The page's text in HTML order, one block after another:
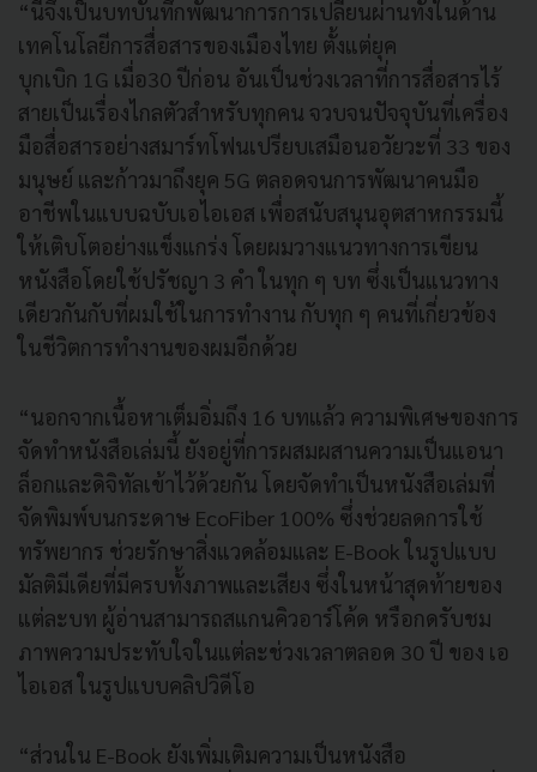
“นี่จึงเป็นบทบันทึกพัฒนาการการเปลี่ยนผ่านทั้งในด้าน
เทคโนโลยีการสื่อสารของเมืองไทย ตั้งแต่ยุค
บุกเบิก 1G เมื่อ30 ปีก่อน อันเป็นช่วงเวลาที่การสื่อสารไร้
สายเป็นเรื่องไกลตัวสำหรับทุกคน จวบจนปัจจุบันที่เครื่อง
มือสื่อสารอย่างสมาร์ทโฟนเปรียบเสมือนอวัยวะที่ 33 ของ
มนุษย์ และก้าวมาถึงยุค 5G ตลอดจนการพัฒนาคนมือ
อาชีพในแบบฉบับเอไอเอส เพื่อสนับสนุนอุตสาหกรรมนี้
ให้เติบโตอย่างแข็งแกร่ง โดยผมวางแนวทางการเขียน
หนังสือโดยใช้ปรัชญา 3 คำ ในทุก ๆ บท ซึ่งเป็นแนวทาง
เดียวกันกับที่ผมใช้ในการทำงาน กับทุก ๆ คนที่เกี่ยวข้อง
ในชีวิตการทำงานของผมอีกด้วย
“นอกจากเนื้อหาเต็มอิ่มถึง 16 บทแล้ว ความพิเศษของการ
จัดทำหนังสือเล่มนี้ ยังอยู่ที่การผสมผสานความเป็นแอนา
ล็อกและดิจิทัลเข้าไว้ด้วยกัน โดยจัดทำเป็นหนังสือเล่มที่
จัดพิมพ์บนกระดาษ EcoFiber 100% ซึ่งช่วยลดการใช้
ทรัพยากร ช่วยรักษาสิ่งแวดล้อมและ E-Book ในรูปแบบ
มัลติมีเดียที่มีครบทั้งภาพและเสียง ซึ่งในหน้าสุดท้ายของ
แต่ละบท ผู้อ่านสามารถสแกนคิวอาร์โค้ด หรือกดรับชม
ภาพความประทับใจในแต่ละช่วงเวลาตลอด 30 ปี ของ เอ
ไอเอส ในรูปแบบคลิปวิดีโอ
“ส่วนใน E-Book ยังเพิ่มเติมความเป็นหนังสือ